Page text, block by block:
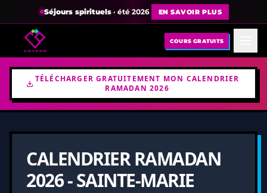
Séjours spirituels· été 2026 EN SAVOIR PLUS
COURS GRATUITS
TÉLÉCHARGER GRATUITEMENT MON CALENDRIER
RAMADAN 2026
CALENDRIER RAMADAN
2026 - SAINTE-MARIE